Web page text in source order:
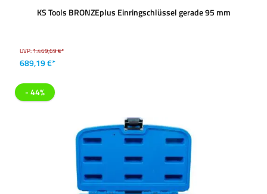
KS Tools BRONZEplus Einringschlüssel gerade 95 mm
UVP:1.469,69 €*
689,19 €*
- 44%